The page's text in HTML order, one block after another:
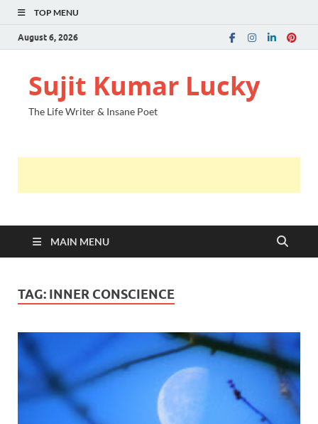
TOP MENU
August 6, 2026
Sujit Kumar Lucky
The Life Writer & Insane Poet
MAIN MENU
TAG: INNER CONSCIENCE